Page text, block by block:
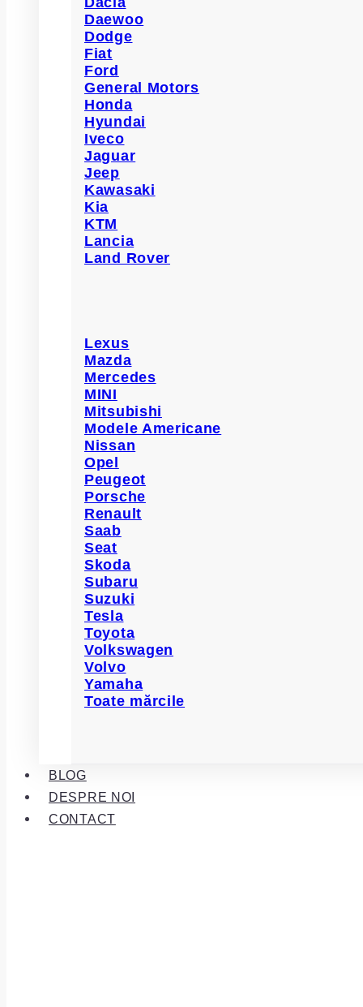
Daewoo
Dodge
Fiat
Ford
General Motors
Honda
Hyundai
Iveco
Jaguar
Jeep
Kawasaki
Kia
KTM
Lancia
Land Rover
Lexus
Mazda
Mercedes
MINI
Mitsubishi
Modele Americane
Nissan
Opel
Peugeot
Porsche
Renault
Saab
Seat
Skoda
Subaru
Suzuki
Tesla
Toyota
Volkswagen
Volvo
Yamaha
Toate mărcile
BLOG
DESPRE NOI
CONTACT